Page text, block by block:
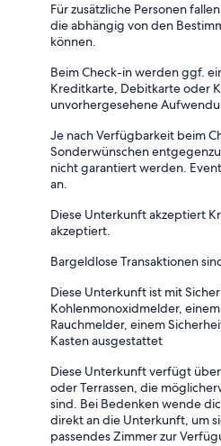
Für zusätzliche Personen
die abhängig von den
können.
Beim Check-in werden ggf.
Kreditkarte, Debitkarte oder
unvorhergesehene
Je nach Verfügbarkeit beim
Sonderwünschen
nicht garantiert werden.
an.
Diese Unterkunft akzeptiert
akzeptiert.
Bargeldlose Transaktionen
Diese Unterkunft ist mit
Kohlenmonoxidmelder,
Rauchmelder, einem
Kasten ausgestattet
Diese Unterkunft verfügt
oder Terrassen, die
sind. Bei Bedenken wende
direkt an die Unterkunft, um
passendes Zimmer zur